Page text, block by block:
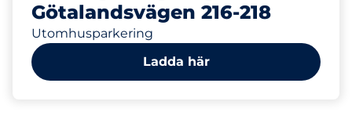
Götalandsvägen 216-218
Utomhusparkering
Ladda här